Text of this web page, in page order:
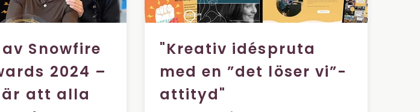
Snowfire
2024 –
att alla
"Kreativ idéspruta
med en ”det löser vi”-
attityd"